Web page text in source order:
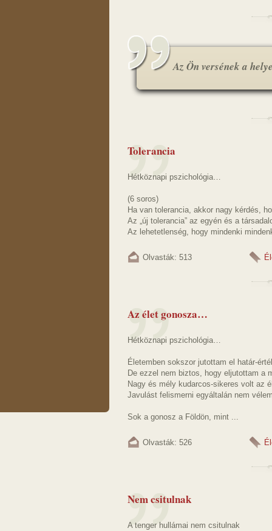
Az Ön versének a
Tolerancia
Hétköznapi pszichológia…
(6 soros)
Ha van tolerancia, akkor nagy kérdés,
Az „új tolerancia” az egyén és a
Az lehetetlenség, hogy mindenki
Olvasták: 513
Az élet gonosza…
Hétköznapi pszichológia…
Életemben sokszor jutottam el határ-
De ezzel nem biztos, hogy eljutottam a
Nagy és mély kudarcos-sikeres volt az
Javulást felismerni egyáltalán nem
Sok a gonosz a Földön, mint ...
Olvasták: 526
Nem csitulnak
A tenger hullámai nem csitulnak